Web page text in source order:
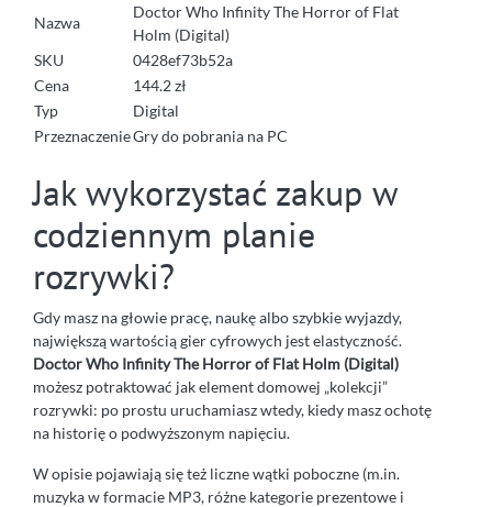
Nazwa
Doctor Who Infinity The Horror of Flat
Holm (Digital)
SKU
0428ef73b52a
Cena
144.2 zł
Typ
Digital
PrzeznaczenieGry do pobrania na PC
Jak wykorzystać zakup w
codziennym planie
rozrywki?
Gdy masz na głowie pracę, naukę albo szybkie wyjazdy,
największą wartością gier cyfrowych jest elastyczność.
Doctor Who Infinity The Horror of Flat Holm (Digital)
możesz potraktować jak element domowej „kolekcji”
rozrywki: po prostu uruchamiasz wtedy, kiedy masz ochotę
na historię o podwyższonym napięciu.
W opisie pojawiają się też liczne wątki poboczne (m.in.
muzyka w formacie MP3, różne kategorie prezentowe i